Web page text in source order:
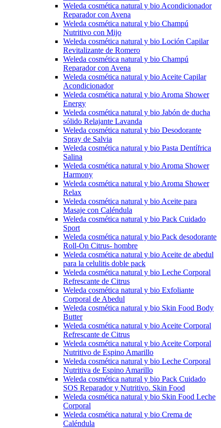
Weleda cosmética natural y bio Acondicionador
Reparador con Avena
Weleda cosmética natural y bio Champú
Nutritivo con Mijo
Weleda cosmética natural y bio Loción Capilar
Revitalizante de Romero
Weleda cosmética natural y bio Champú
Reparador con Avena
Weleda cosmética natural y bio Aceite Capilar
Acondicionador
Weleda cosmética natural y bio Aroma Shower
Energy
Weleda cosmética natural y bio Jabón de ducha
sólido Relajante Lavanda
Weleda cosmética natural y bio Desodorante
Spray de Salvia
Weleda cosmética natural y bio Pasta Dentífrica
Salina
Weleda cosmética natural y bio Aroma Shower
Harmony
Weleda cosmética natural y bio Aroma Shower
Relax
Weleda cosmética natural y bio Aceite para
Masaje con Caléndula
Weleda cosmética natural y bio Pack Cuidado
Sport
Weleda cosmética natural y bio Pack desodorante
Roll-On Citrus- hombre
Weleda cosmética natural y bio Aceite de abedul
para la celulitis doble pack
Weleda cosmética natural y bio Leche Corporal
Refrescante de Citrus
Weleda cosmética natural y bio Exfoliante
Corporal de Abedul
Weleda cosmética natural y bio Skin Food Body
Butter
Weleda cosmética natural y bio Aceite Corporal
Refrescante de Citrus
Weleda cosmética natural y bio Aceite Corporal
Nutritivo de Espino Amarillo
Weleda cosmética natural y bio Leche Corporal
Nutritiva de Espino Amarillo
Weleda cosmética natural y bio Pack Cuidado
SOS Reparador y Nutritivo. Skin Food
Weleda cosmética natural y bio Skin Food Leche
Corporal
Weleda cosmética natural y bio Crema de
Caléndula